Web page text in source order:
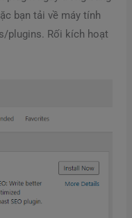
bạn tải về máy tính
plugins. Rối kích hoạt